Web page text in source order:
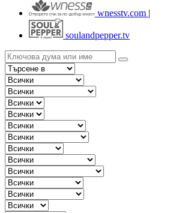
wnesstv.com |
soulandpepper.tv